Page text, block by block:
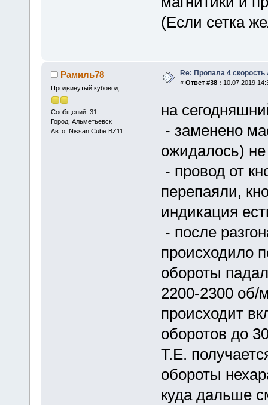
(Если сетка
Рамиль78
Продвинутый кубовод
Сообщений: 31
Город: Альметьевск
Авто: Nissan Cube BZ11
Re: Пропала 4
« Ответ #38 : 10.07.2019
на
- заменено
ожидалось)
- провод от
перепаяли,
индикация
- после
происходило
обороты
2200-2300 об/
происходит
оборотов до
Т.Е.
обороты
куда дальше